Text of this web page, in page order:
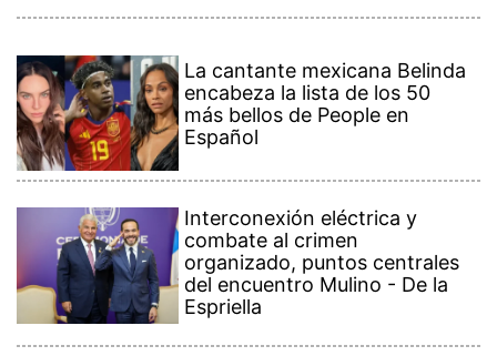
La cantante mexicana Belinda
encabeza la lista de los 50
más bellos de People en
Español
Interconexión eléctrica y
combate al crimen
organizado, puntos centrales
del encuentro Mulino - De la
Espriella